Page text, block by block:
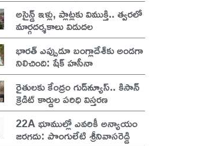
అసైన్డ్ ఇళ్లు, ప్లాట్లకు విముక్తి.. త్వరలో
మార్గదర్శకాలు విడుదల
భారత్ ఎప్పుడూ బంగ్లాదేశ్‌కు అండగా
నిలిచింది: షేక్ హసీనా
రైతులకు కేంద్రం గుడ్‌న్యూస్.. కిసాన్
క్రెడిట్ కార్డుల పరిధి విస్తరణ
22A భూముల్లో ఎవరికీ అన్యాయం
జరగదు: పొంగులేటి శ్రీనివాసరెడ్డి